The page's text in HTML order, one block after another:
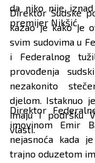
da niko nije
premijer Nikšić.
Direktor Sudske
kazao je kako je
svim sudovima u
i Federalnog
provođenja
nezakonito
djelom. Istaknuo
imaju i podršku
vlasti.
Direktor
imovinom Emir
nejasnoća kada
trajno oduzetom